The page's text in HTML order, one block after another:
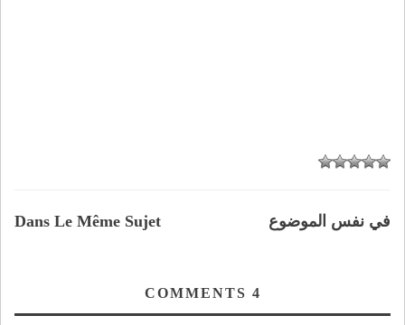
Dans Le Même Sujet في نفس الموضوع
4